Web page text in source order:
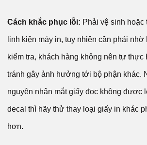
Cách khắc phục lỗi: Phải vệ sinh hoặc
linh kiện máy in, tuy nhiên cần phải nhờ
kiểm tra, khách hàng không nên tự thực
tránh gây ảnh hưởng tới bộ phận khác.
nguyên nhân mắt giấy đọc không được
decal thì hãy thử thay loại giấy in khác
hơn.